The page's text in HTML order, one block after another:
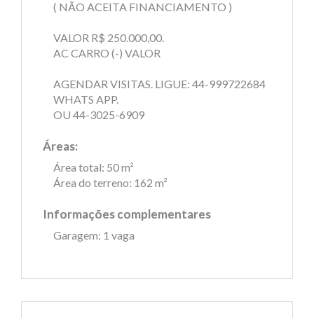
( NÃO ACEITA FINANCIAMENTO )
VALOR R$ 250.000,00.
AC CARRO (-) VALOR
AGENDAR VISITAS. LIGUE: 44-999722684
WHATS APP.
OU 44-3025-6909
Áreas:
Área total: 50 m²
Área do terreno: 162 m²
Informações complementares
Garagem: 1 vaga